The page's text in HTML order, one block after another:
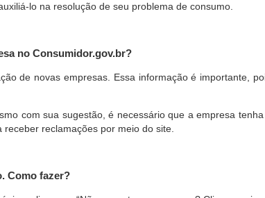
lo na resolução de seu problema de consumo.
no Consumidor.gov.br?
de novas empresas. Essa informação é importante,
com sua sugestão, é necessário que a empresa
reclamações por meio do site.
Como fazer?